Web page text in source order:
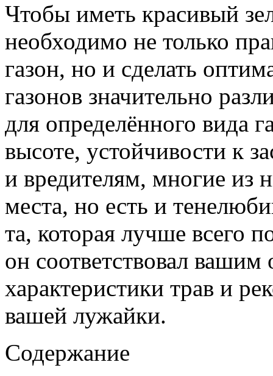
Чтобы иметь красивый
необходимо не только
газон, но и сделать
газонов значительно
для определённого вида
высоте, устойчивости к
и вредителям, многие из
места, но есть и
та, которая лучше всего
он соответствовал
характеристики трав и
вашей лужайки.
Содержание